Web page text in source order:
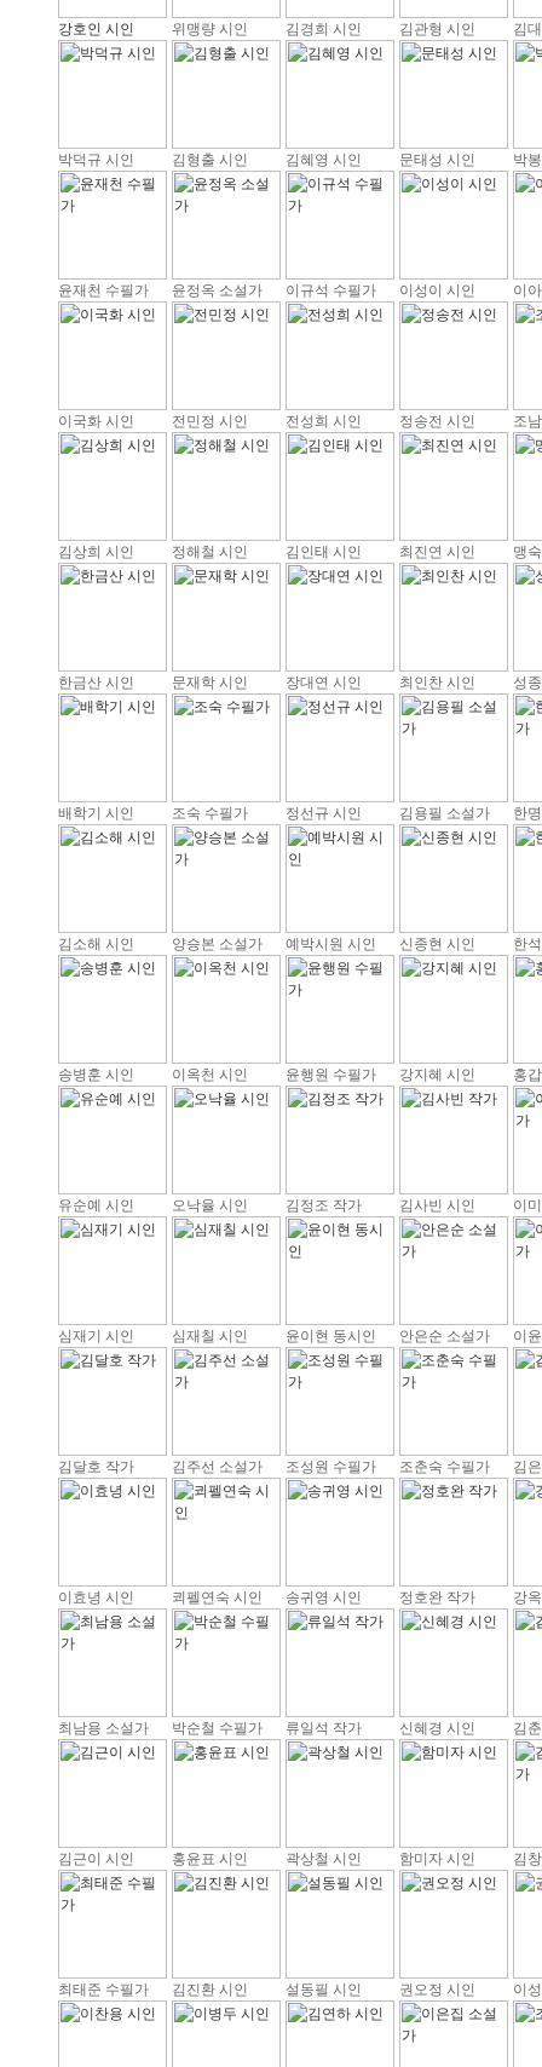
강호인 시인 위맹량 시인 김경희 시인 김관형 시인 김
박덕규 시인 김형출 시인 김혜영 시인 문태성 시인 박
윤재천 수필가 윤정옥 소설가 이규석 수필가 이성이 시인 이
이국화 시인 전민정 시인 전성희 시인 정송전 시인 조
김상희 시인 정해철 시인 김인태 시인 최진연 시인 맹
한금산 시인 문재학 시인 장대연 시인 최인찬 시인 성
배학기 시인 조숙 수필가 정선규 시인 김용필 소설가 한
김소해 시인 양승본 소설가 예박시원 시인 신종현 시인 한
송병훈 시인 이옥천 시인 윤행원 수필가 강지혜 시인 홍
유순예 시인 오낙율 시인 김정조 작가 김사빈 시인 이
심재기 시인 심재칠 시인 윤이현 동시인 안은순 소설가 이
김달호 작가 김주선 소설가 조성원 수필가 조춘숙 수필가 김
이효녕 시인 쾨펠연숙 시인 송귀영 시인 정호완 작가 강
최남용 소설가 박순철 수필가 류일석 작가 신혜경 시인 김
김근이 시인 홍윤표 시인 곽상철 시인 함미자 시인 김
최태준 수필가 김진환 시인 설동필 시인 권오정 시인 이